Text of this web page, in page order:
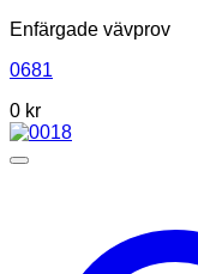
Enfärgade vävprov
0681
0 kr